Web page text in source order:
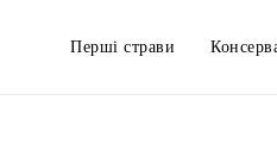
Перші страви